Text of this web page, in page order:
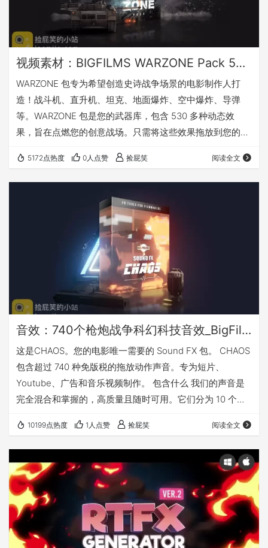
视频素材：BIGFILMS WARZONE Pack 530+战争资产视觉特效包_战斗机/直升机/坦克/爆炸/导弹等
WARZONE 包专为希望创造史诗战争场景的电影制作人打
造！战斗机、直升机、坦克、地面爆炸、空中爆炸、导弹
等。WARZONE 包是您的武器库，包含 530 多种动态效
果，旨在点燃您的创意战场。只需将这些效果拖放到您的项
有些什么 更多详情你可以访问WARZONE官网：点击前往 我
有话要说 下载地址 注：素材分享在百度网盘和夸克网盘，
总大小将近60G；如果不想一次性下载这么大的素材，可以
在网盘预览，按需下载即可。
5172点热度 0人点赞 捡屁笑 阅读全文
音效：740个枪炮战争科幻科技音效_BigFilms CHAOS - Sound FX
这是CHAOS。您的电影唯一需要的 Sound FX 包。 CHAOS
包含超过 740 种免版税的拖放动作声音。专为短片、
Youtube、广告和音乐视频制作。 包含什么 我们的声音是
完全混合和掌握的，高质量且随时可用。它们分为 10 个独
战斗动作场景的所有需求。 爆炸，大爆炸，科幻爆炸，火灾
燃烧，冲击破碎，岩崩、地震、碎石、水灾…… 步枪，霰弹
枪，左轮手枪，机枪，子弹，冲击，炮弹，榴弹发射器，狙
击手，刀，科幻武器，拳，踢，骨头断裂…… 机器人、警报
器、哔哔声、力…
10199点热度 1人点赞 捡屁笑 阅读全文